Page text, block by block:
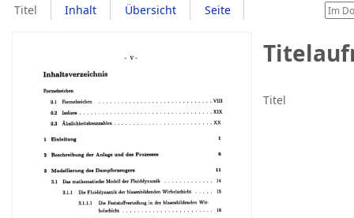
Titel Inhalt Übersicht Seite
Titel